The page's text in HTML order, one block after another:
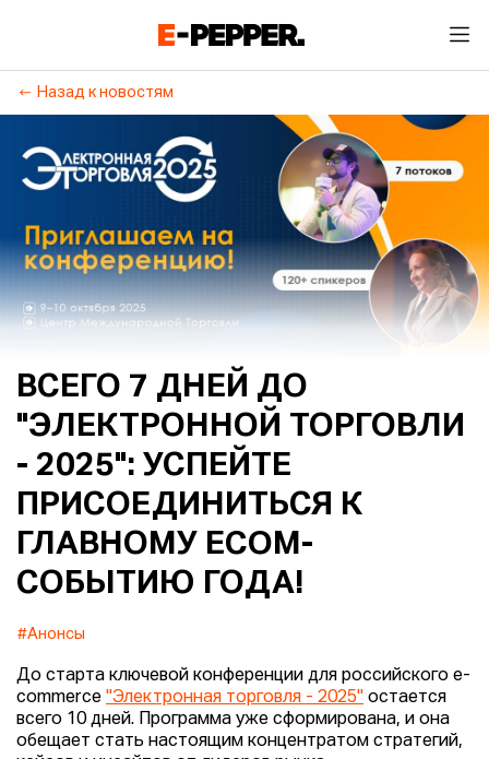
Назад к новостям
ВСЕГО 7 ДНЕЙ ДО
"ЭЛЕКТРОННОЙ ТОРГОВЛИ
- 2025": УСПЕЙТЕ
ПРИСОЕДИНИТЬСЯ К
ГЛАВНОМУ ECOM-
СОБЫТИЮ ГОДА!
#Анонсы
До старта ключевой конференции для российского e-
commerce "Электронная торговля - 2025" остается
всего 10 дней. Программа уже сформирована, и она
обещает стать настоящим концентратом стратегий,